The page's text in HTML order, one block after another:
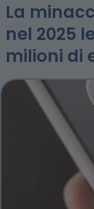
La
nel 2025
milioni di